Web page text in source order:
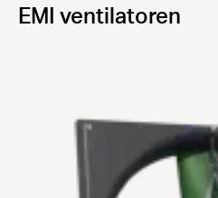
EMI ventilatoren